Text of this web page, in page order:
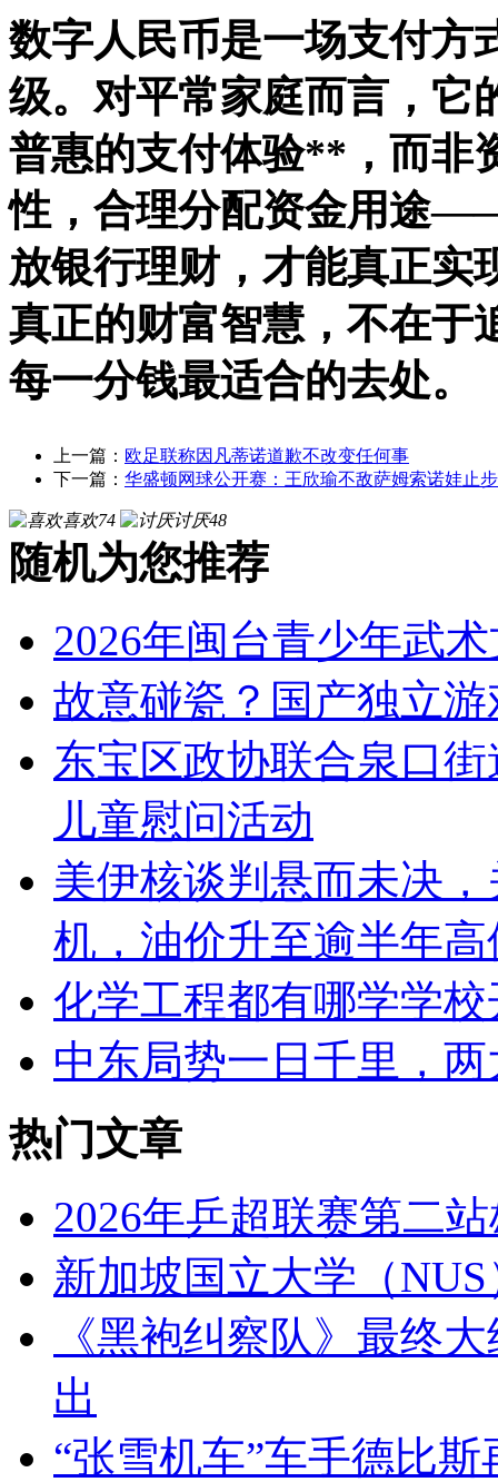
数字人民币是一场支付方
级。对平常家庭而言，它
普惠的支付体验**，而非
性，合理分配资金用途
放银行理财，才能真正实
真正的财富智慧，不在于
每一分钱最适合的去处。
上一篇： 欧足联称因凡蒂诺道歉不改变任何事
下一篇： 华盛顿网球公开赛：王欣瑜不敌萨姆索诺娃止
喜欢74 讨厌48
随机为您推荐
2026年闽台青少年武
故意碰瓷？国产独立
东宝区政协联合泉口
儿童慰问活动
美伊核谈判悬而未决
机，油价升至逾半年高
化学工程都有哪学学校
中东局势一日千里，
热门文章
2026年乒超联赛第二
新加坡国立大学（
《黑袍纠察队》最终
出
“张雪机车”车手德比